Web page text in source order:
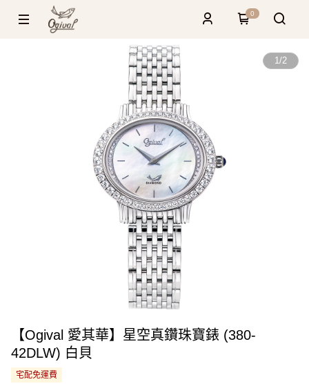
0
1/2
【Ogival 愛其華】星空真鑽珠寶錶 (380-
42DLW) 白貝
宅配免運費